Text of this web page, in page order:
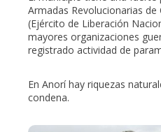
Armadas Revolucionarias de
(Ejército de Liberación
mayores organizaciones
registrado actividad de
En Anorí hay riquezas
condena.